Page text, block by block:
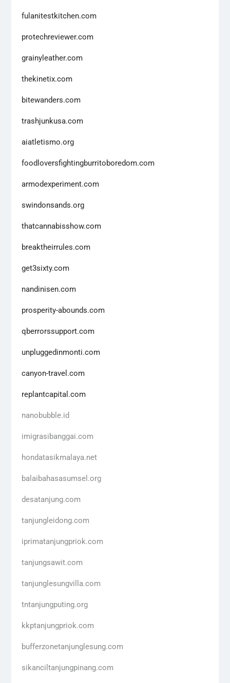
fulanitestkitchen.com
protechreviewer.com
grainyleather.com
thekinetix.com
bitewanders.com
trashjunkusa.com
aiatletismo.org
foodloversfightingburritoboredom.com
armodexperiment.com
swindonsands.org
thatcannabisshow.com
breaktheirrules.com
get3sixty.com
nandinisen.com
prosperity-abounds.com
qberrorssupport.com
unpluggedinmonti.com
canyon-travel.com
replantcapital.com
nanobubble.id
imigrasibanggai.com
hondatasikmalaya.net
balaibahasasumsel.org
desatanjung.com
tanjungleidong.com
iprimatanjungpriok.com
tanjungsawit.com
tanjunglesungvilla.com
tntanjungputing.org
kkptanjungpriok.com
bufferzonetanjunglesung.com
sikanciltanjungpinang.com